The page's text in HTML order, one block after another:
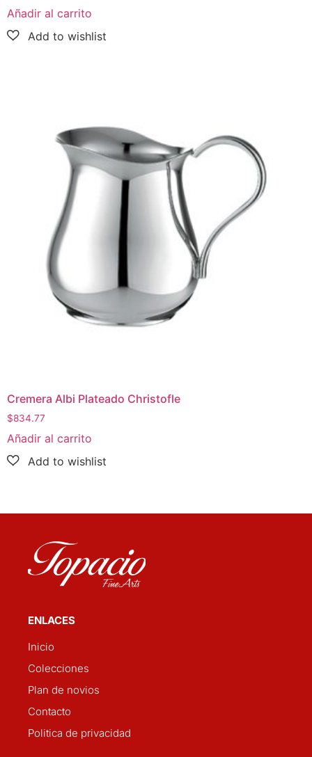
Añadir al carrito
Cremera Albi Plateado Christofle
$834.77
Añadir al carrito
ENLACES
Inicio
Colecciones
Plan de novios
Contacto
Politica de privacidad